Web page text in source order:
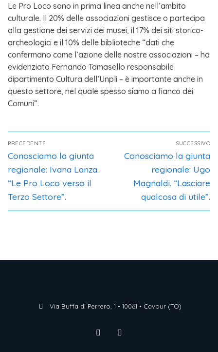
Le Pro Loco sono in prima linea anche nell’ambito
culturale. Il 20% delle associazioni gestisce o partecipa
alla gestione dei servizi dei musei, il 17% dei siti storico-
archeologici e il 10% delle biblioteche “dati che
confermano come l’azione delle nostre associazioni – ha
evidenziato Fernando Tomasello responsabile
dipartimento Cultura dell’Unpli – è importante anche in
questo settore, nel quale spesso siamo a fianco dei
Comuni”.
PRECEDENTE
Conosciamo la giunta
regionale: Ivana Lanza.
“Le Pro Loco verso il
Terzo Settore”.
SUCCESSIVO
Conosciamo la giunta
regionale: Ugo
Magnaldi. “Lasciare
qualcosa di utile”.
Via Buffa di Perrero, 1 • 10061 • Cavour (TO)